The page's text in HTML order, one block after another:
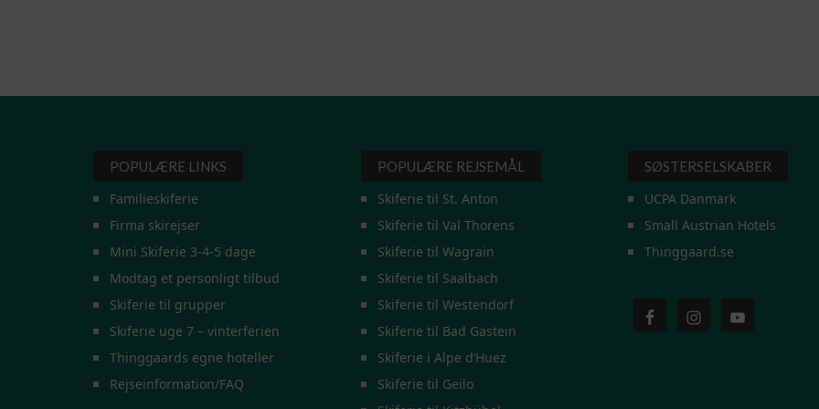
POPULÆRE LINKS
Familieskiferie
Firma skirejser
Mini Skiferie 3-4-5 dage
Modtag et personligt tilbud
Skiferie til grupper
Skiferie uge 7 – vinterferien
Thinggaards egne hoteller
Rejseinformation/FAQ
POPULÆRE REJSEMÅL
Skiferie til St. Anton
Skiferie til Val Thorens
Skiferie til Wagrain
Skiferie til Saalbach
Skiferie til Westendorf
Skiferie til Bad Gastein
Skiferie i Alpe d’Huez
Skiferie til Geilo
SØSTERSELSKABER
UCPA Danmark
Small Austrian Hotels
Thinggaard.se